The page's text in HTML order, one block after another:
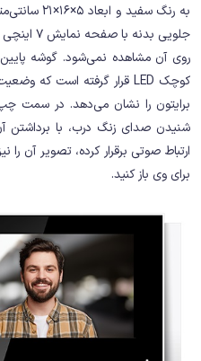
به رنگ
جلویی
روی آن مشاهده نمی‌شود. گوشه
برایتون را نشان می‌دهد. در سمت
شنیدن صدای زنگ درب، با برداشتن
ارتباط صوتی برقرار کرده، تصویر آن
برای وی باز کنید.